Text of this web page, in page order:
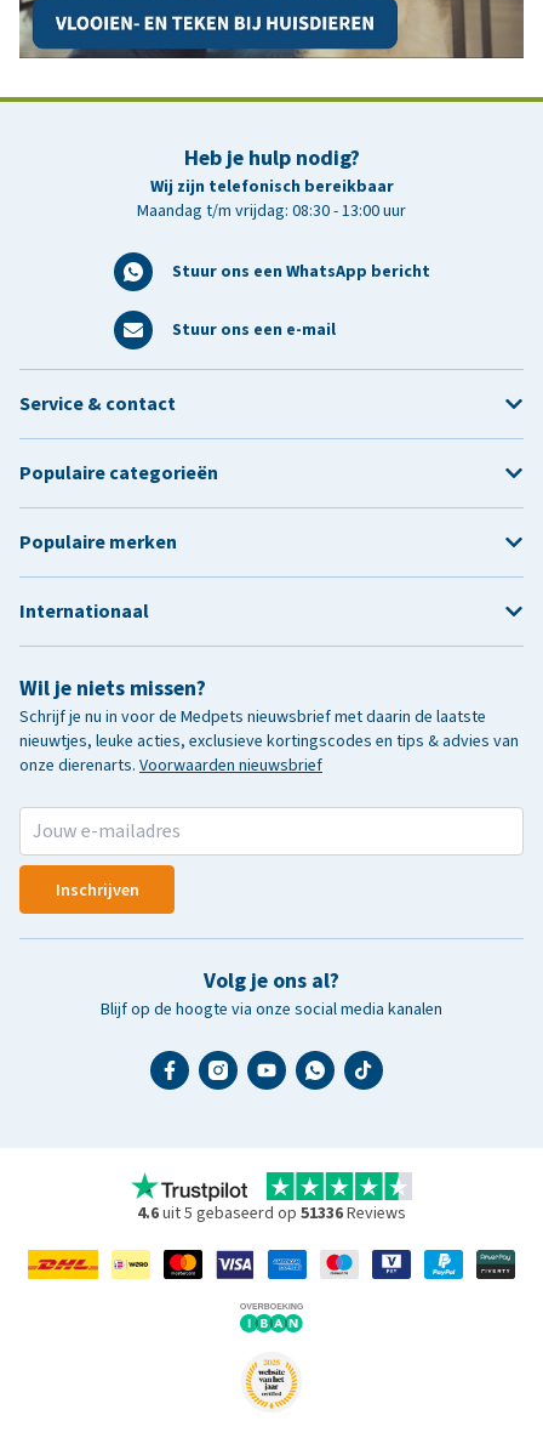
Heb je hulp nodig?
Wij zijn telefonisch bereikbaar
Maandag t/m vrijdag: 08:30 - 13:00 uur
Stuur ons een WhatsApp bericht
Stuur ons een e-mail
Wil je niets missen?
Schrijf je nu in voor de Medpets nieuwsbrief met daarin de laatste
nieuwtjes, leuke acties, exclusieve kortingscodes en tips & advies van
onze dierenarts. Voorwaarden nieuwsbrief
Inschrijven
Volg je ons al?
Blijf op de hoogte via onze social media kanalen
Service & contact
Populaire categorieën
Populaire merken
Internationaal
4.6uit 5 gebaseerd op 51336Reviews